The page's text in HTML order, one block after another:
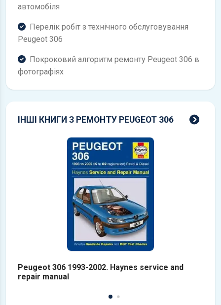
автомобіля
Перелік робіт з технічного обслуговування
Peugeot 306
Покроковий алгоритм ремонту Peugeot 306 в
фотографіях
ІНШІ КНИГИ З РЕМОНТУ PEUGEOT 306
Peugeot 306 1993-2002. Haynes service and
repair manual